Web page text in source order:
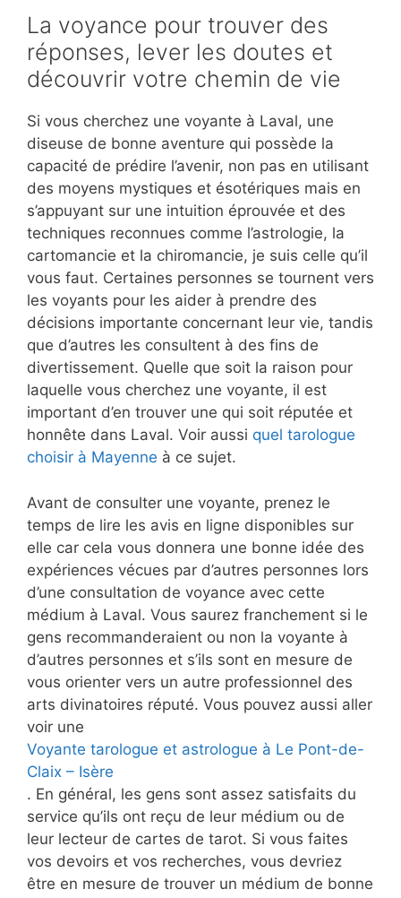
La voyance pour trouver des
réponses, lever les doutes et
découvrir votre chemin de vie
Si vous cherchez une voyante à Laval, une
diseuse de bonne aventure qui possède la
capacité de prédire l’avenir, non pas en utilisant
des moyens mystiques et ésotériques mais en
s’appuyant sur une intuition éprouvée et des
techniques reconnues comme l’astrologie, la
cartomancie et la chiromancie, je suis celle qu’il
vous faut. Certaines personnes se tournent vers
les voyants pour les aider à prendre des
décisions importante concernant leur vie, tandis
que d’autres les consultent à des fins de
divertissement. Quelle que soit la raison pour
laquelle vous cherchez une voyante, il est
important d’en trouver une qui soit réputée et
honnête dans Laval. Voir aussi quel tarologue
choisir à Mayenne à ce sujet.
Avant de consulter une voyante, prenez le
temps de lire les avis en ligne disponibles sur
elle car cela vous donnera une bonne idée des
expériences vécues par d’autres personnes lors
d’une consultation de voyance avec cette
médium à Laval. Vous saurez franchement si le
gens recommanderaient ou non la voyante à
d’autres personnes et s’ils sont en mesure de
vous orienter vers un autre professionnel des
arts divinatoires réputé. Vous pouvez aussi aller
voir une
Voyante tarologue et astrologue à Le Pont-de-
Claix – Isère
. En général, les gens sont assez satisfaits du
service qu’ils ont reçu de leur médium ou de
leur lecteur de cartes de tarot. Si vous faites
vos devoirs et vos recherches, vous devriez
être en mesure de trouver un médium de bonne